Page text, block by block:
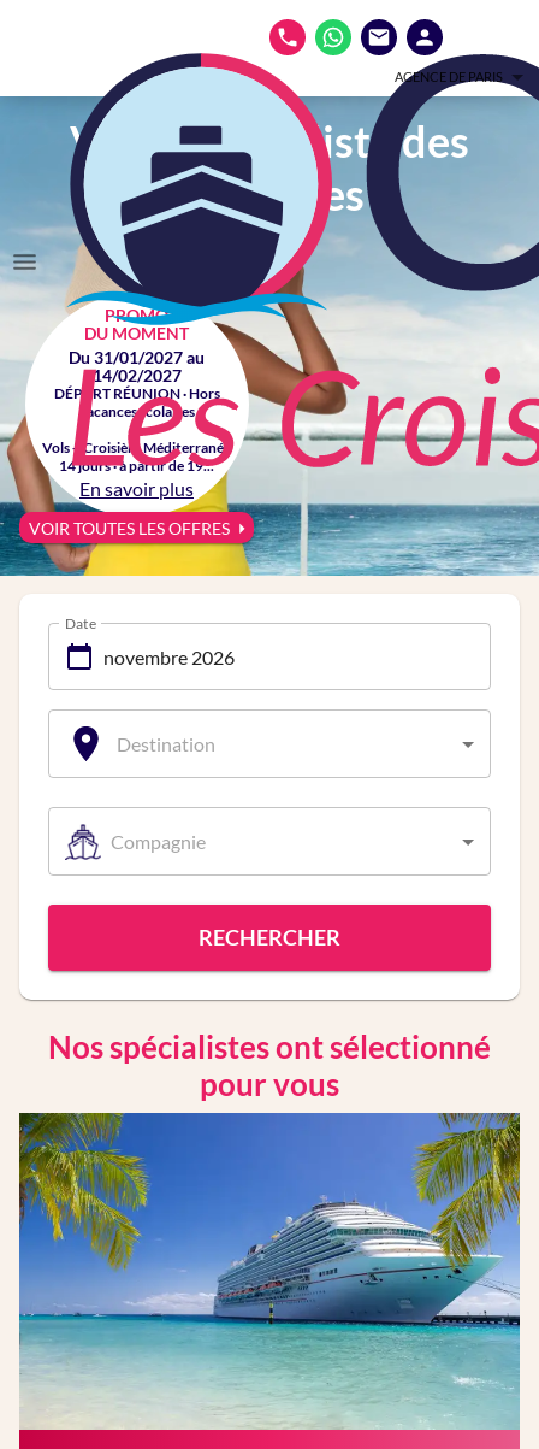
AGENCE DE PARIS
Votre spécialiste des
croisières
PROMO
DU MOMENT
Du 31/01/2027 au
14/02/2027
DÉPART RÉUNION · Hors
vacances scolaires
Vols + Croisière Méditerranée
14 jours · à partir de 19...
En savoir plus
VOIR TOUTES LES OFFRES
Date
Destination
Compagnie
RECHERCHER
Nos spécialistes ont sélectionné
pour vous